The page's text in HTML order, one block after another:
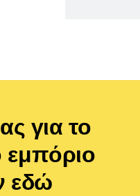
για το
εμπόριο
εδώ